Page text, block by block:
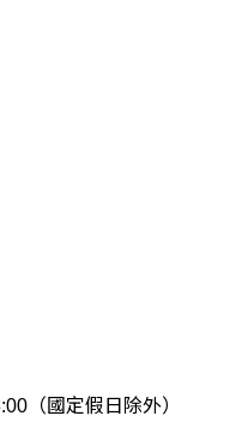
（國定假日除外）